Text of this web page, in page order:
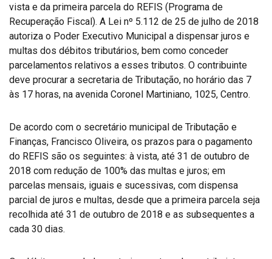
vista e da primeira parcela do REFIS (Programa de
Recuperação Fiscal). A Lei nº 5.112 de 25 de julho de 2018
autoriza o Poder Executivo Municipal a dispensar juros e
multas dos débitos tributários, bem como conceder
parcelamentos relativos a esses tributos. O contribuinte
deve procurar a secretaria de Tributação, no horário das 7
às 17 horas, na avenida Coronel Martiniano, 1025, Centro.
De acordo com o secretário municipal de Tributação e
Finanças, Francisco Oliveira, os prazos para o pagamento
do REFIS são os seguintes: à vista, até 31 de outubro de
2018 com redução de 100% das multas e juros; em
parcelas mensais, iguais e sucessivas, com dispensa
parcial de juros e multas, desde que a primeira parcela seja
recolhida até 31 de outubro de 2018 e as subsequentes a
cada 30 dias.